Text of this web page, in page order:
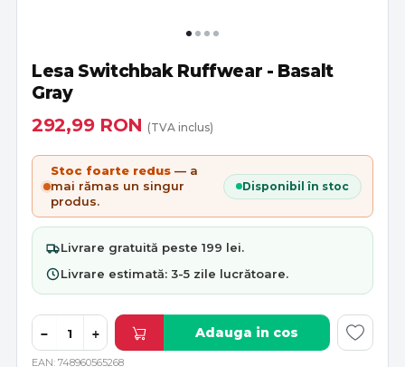
Lesa Switchbak Ruffwear - Basalt
Gray
292,99 RON (TVA inclus)
Stoc foarte redus — a
mai rămas un singur
produs.
Disponibil în stoc
Livrare gratuită peste 199 lei.
Livrare estimată: 3-5 zile lucrătoare.
EAN 748960565268
− + Adauga in cos